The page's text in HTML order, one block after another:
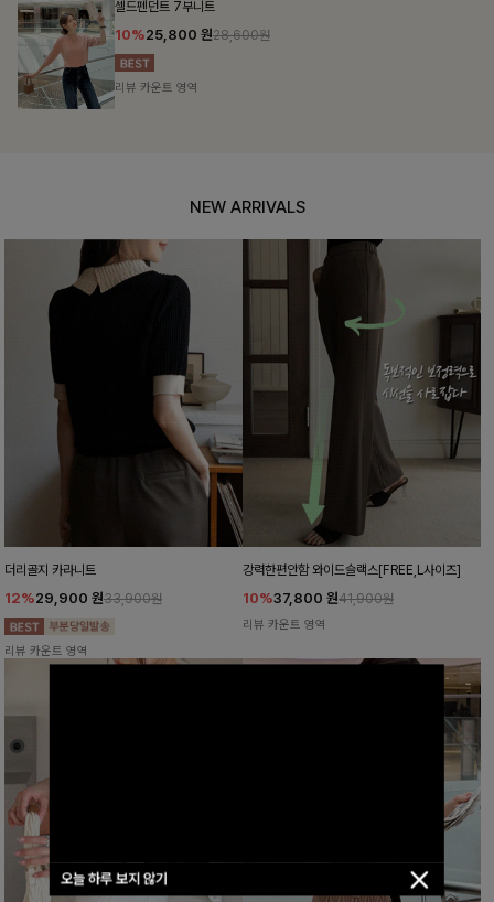
오늘 하루 보지 않기
셀드펜던트 7부니트
10%25,800 원28,600원
리뷰 카운트 영역
NEW ARRIVALS
더리골지 카라니트
12%29,900 원33,900원
리뷰 카운트 영역
강력한편안함 와이드슬랙스[FREE,L사이즈]
10%37,800 원41,900원
리뷰 카운트 영역